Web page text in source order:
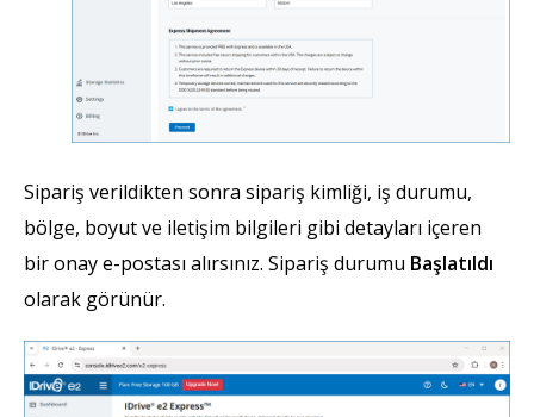
Sipariş verildikten sonra sipariş kimliği, iş durumu,
bölge, boyut ve iletişim bilgileri gibi detayları içeren
bir onay e-postası alırsınız. Sipariş durumu Başlatıldı
olarak görünür.